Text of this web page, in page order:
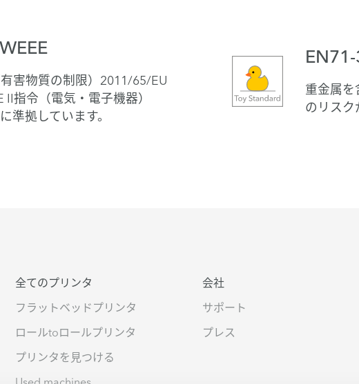
害物質の制限）2011/65/EU
II指令（電気・電子機器）
準拠しています。
重金属を
のリスク
全てのプリンタ
フラットベッドプリンタ
ロールtoロールプリンタ
プリンタを見つける
会社
サポート
プレス